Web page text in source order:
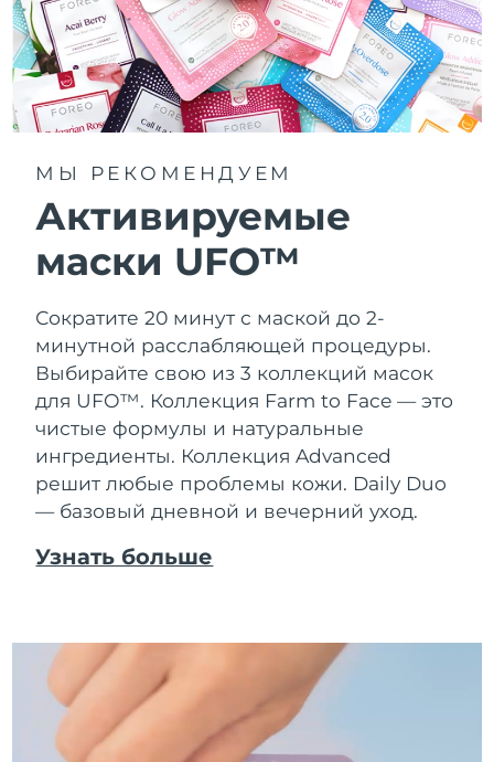
МЫ РЕКОМЕНДУЕМ
Активируемые
маски UFO™
Сократите 20 минут с маской до 2-
минутной расслабляющей процедуры.
Выбирайте свою из 3 коллекций масок
для UFO™. Коллекция Farm to Face — это
чистые формулы и натуральные
ингредиенты. Коллекция Advanced
решит любые проблемы кожи. Daily Duo
— базовый дневной и вечерний уход.
Узнать больше